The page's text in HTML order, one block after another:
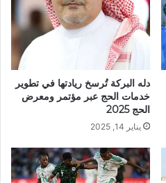
دله البركة تُرسخ ريادتها في تطوير
خدمات الحج عبر مؤتمر ومعرض
الحج 2025
يناير 14, 2025